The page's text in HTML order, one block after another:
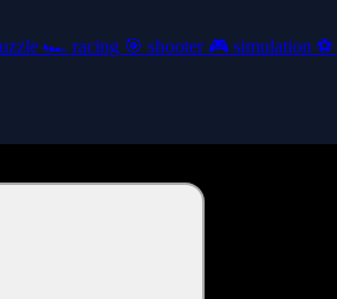
🏎️ racing 🎯 shooter 🎮 simulation ⚽